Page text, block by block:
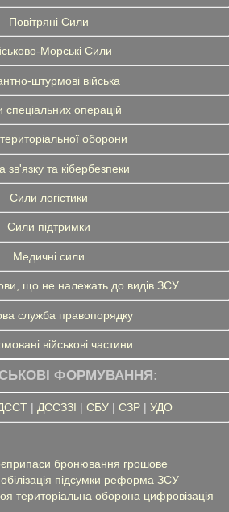
Повітряні Сили
Морські Сили
штурмові війська
спеціальних операцій
оборони
зв'язку та кібербезпеки
Сили логістики
Сили підтримки
Медичні сили
що не належать до видів ЗСУ
служба правопорядку
військові частини
ФОРМУВАННЯ:
| ДССЗЗІ | СБУ| СЗР| УДО
бронювання грошове
підсумки реформа ЗСУ
територіальна оборона цифровізація